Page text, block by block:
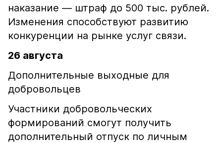
наказание — штраф до 500 тыс. рублей.
Изменения способствуют развитию
конкуренции на рынке услуг связи.
26 августа
Дополнительные выходные для
добровольцев
Участники добровольческих
формирований смогут получить
дополнительный отпуск по личным